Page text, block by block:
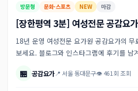
방문형 문화·스포츠 NEW 마감
[장한평역 3분] 여성전문 공감요
18년 운영 여성전문 요가원 공감요가의
보세요. 블로그와 인스타그램에 후기를 남
🏪 공감요가📍 서울 동대문구👁 461회 조회